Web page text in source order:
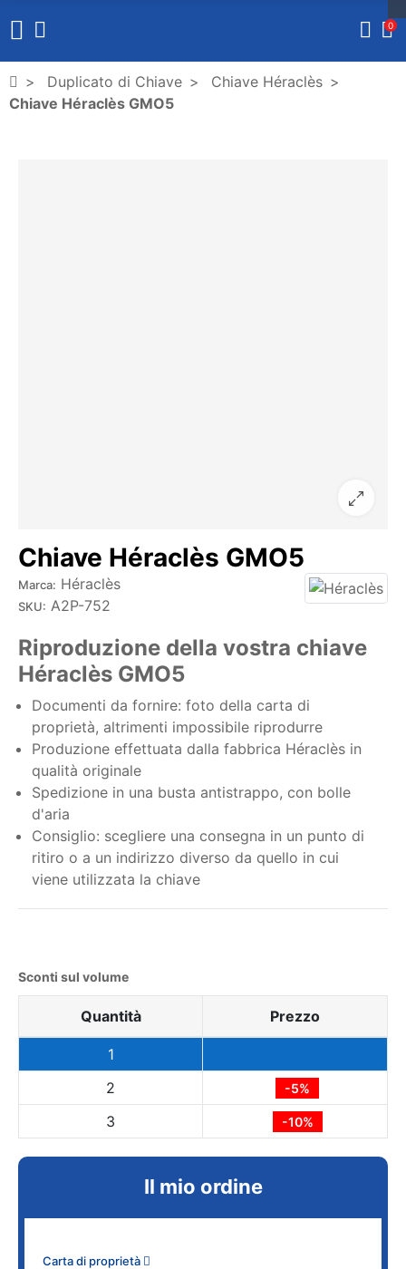
0
Duplicato di Chiave
Chiave Héraclès
Chiave Héraclès GMO5
Chiave Héraclès GMO5
Marca: Héraclès
SKU: A2P-752
Riproduzione della vostra chiave
Héraclès GMO5
Documenti da fornire: foto della carta di
proprietà, altrimenti impossibile riprodurre
Produzione effettuata dalla fabbrica Héraclès in
qualità originale
Spedizione in una busta antistrappo, con bolle
d'aria
Consiglio: scegliere una consegna in un punto di
ritiro o a un indirizzo diverso da quello in cui
viene utilizzata la chiave
Sconti sul volume
Quantità Prezzo
1
2
-5%
3 -10%
Il mio ordine
Carta di proprietà